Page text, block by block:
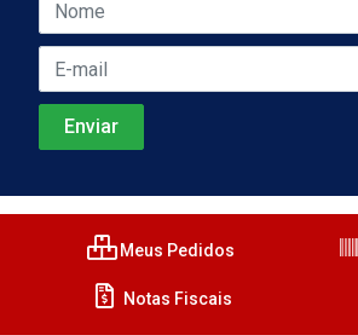
Meus Pedidos
Notas Fiscais